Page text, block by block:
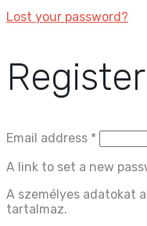
Lost your password?
Register
Email address *
A link to set a new
A személyes adatokat
tartalmaz.